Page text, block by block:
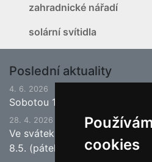
cookies
zahradnické nářadí
solární svítidla
Poslední aktuality
4. 6. 2026
Sobotou 13.6.2026 bude
28. 4. 2026
Ve svátek 1.5. (pátek) bude
8.5. (pátek) bude otevřeno.